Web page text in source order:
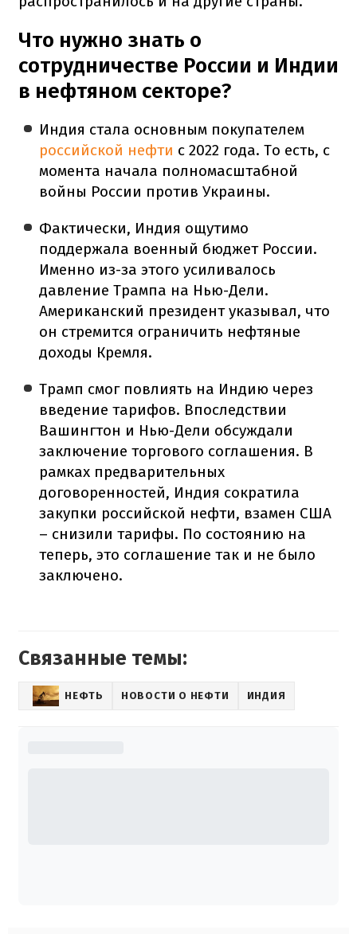
Что нужно знать о
сотрудничестве России и Индии
в нефтяном секторе?
Индия стала основным покупателем
российской нефти с 2022 года. То есть, с
момента начала полномасштабной
войны России против Украины.
Фактически, Индия ощутимо
поддержала военный бюджет России.
Именно из-за этого усиливалось
давление Трампа на Нью-Дели.
Американский президент указывал, что
он стремится ограничить нефтяные
доходы Кремля.
Трамп смог повлиять на Индию через
введение тарифов. Впоследствии
Вашингтон и Нью-Дели обсуждали
заключение торгового соглашения. В
рамках предварительных
договоренностей, Индия сократила
закупки российской нефти, взамен США
– снизили тарифы. По состоянию на
теперь, это соглашение так и не было
заключено.
Связанные темы:
НЕФТЬ НОВОСТИ О НЕФТИ ИНДИЯ